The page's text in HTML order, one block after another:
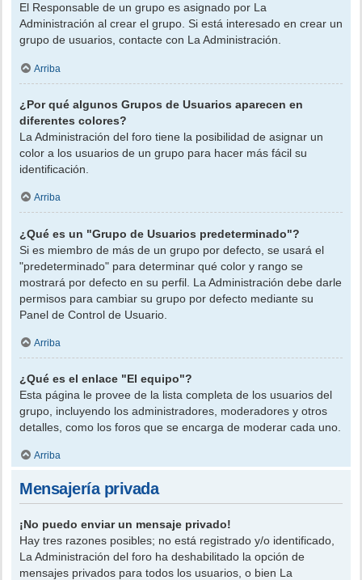
El Responsable de un grupo es asignado por La
Administración al crear el grupo. Si está interesado en crear un
grupo de usuarios, contacte con La Administración.
Arriba
¿Por qué algunos Grupos de Usuarios aparecen en
diferentes colores?
La Administración del foro tiene la posibilidad de asignar un
color a los usuarios de un grupo para hacer más fácil su
identificación.
Arriba
¿Qué es un "Grupo de Usuarios predeterminado"?
Si es miembro de más de un grupo por defecto, se usará el
"predeterminado" para determinar qué color y rango se
mostrará por defecto en su perfil. La Administración debe darle
permisos para cambiar su grupo por defecto mediante su
Panel de Control de Usuario.
Arriba
¿Qué es el enlace "El equipo"?
Esta página le provee de la lista completa de los usuarios del
grupo, incluyendo los administradores, moderadores y otros
detalles, como los foros que se encarga de moderar cada uno.
Arriba
Mensajería privada
¡No puedo enviar un mensaje privado!
Hay tres razones posibles; no está registrado y/o identificado,
La Administración del foro ha deshabilitado la opción de
mensajes privados para todos los usuarios, o bien La